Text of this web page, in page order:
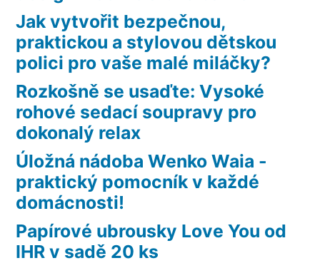
Jak vytvořit bezpečnou,
praktickou a stylovou dětskou
polici pro vaše malé miláčky?
Rozkošně se usaďte: Vysoké
rohové sedací soupravy pro
dokonalý relax
Úložná nádoba Wenko Waia -
praktický pomocník v každé
domácnosti!
Papírové ubrousky Love You od
IHR v sadě 20 ks